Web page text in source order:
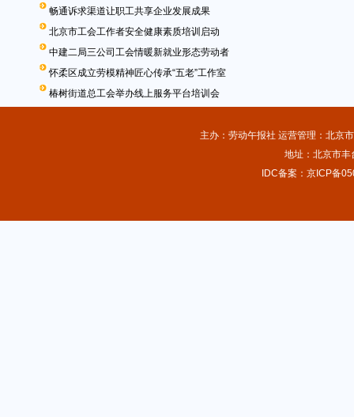
畅通诉求渠道让职工共享企业发展成果
北京市工会工作者安全健康素质培训启动
中建二局三公司工会情暖新就业形态劳动者
怀柔区成立劳模精神匠心传承“五老”工作室
椿树街道总工会举办线上服务平台培训会
主办：劳动午报社 运营管理：北京
地址：北京市
IDC备案：京ICP备